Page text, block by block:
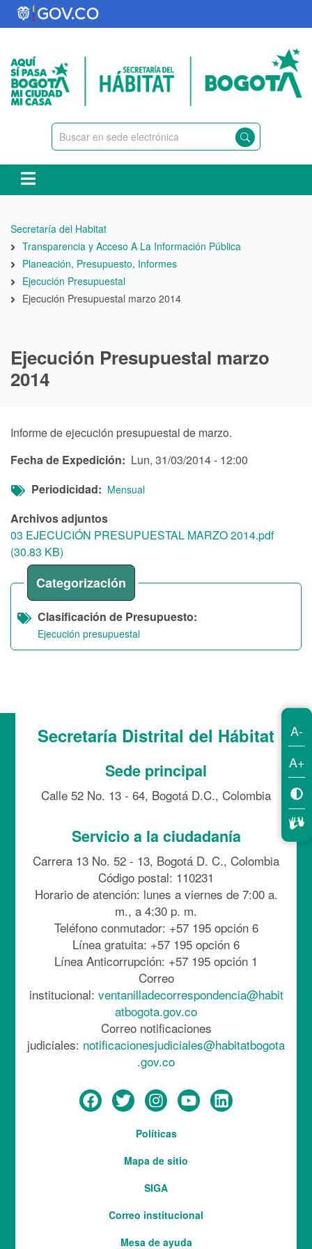
Pasar
al
principal
Ruta
de
navegación
Secretaría del Habitat
Transparencia y Acceso A La Información Pública
Planeación, Presupuesto, Informes
Ejecución Presupuestal
Ejecución Presupuestal marzo 2014
Ejecución Presupuestal marzo
2014
Informe de ejecución presupuestal de marzo.
Fecha de Expedición
Lun, 31/03/2014 - 12:00
Periodicidad
Mensual
Archivos adjuntos
03 EJECUCIÓN PRESUPUESTAL MARZO 2014.pdf
(30.83 KB)
Categorización
Clasificación de Presupuesto
Ejecución presupuestal
Secretaría Distrital del Hábitat
Sede principal
Calle 52 No. 13 - 64, Bogotá D.C., Colombia
Servicio a la ciudadanía
Carrera 13 No. 52 - 13, Bogotá D. C., Colombia
Código postal: 110231
Horario de atención: lunes a viernes de 7:00 a.
m., a 4:30 p. m.
Teléfono conmutador: +57 195 opción 6
Línea gratuita: +57 195 opción 6
Línea Anticorrupción: +57 195 opción 1
Correo
institucional: ventanilladecorrespondencia@habit
atbogota.gov.co
Correo notificaciones
judiciales: notificacionesjudiciales@habitatbogota
.gov.co
Políticas
Mapa de sitio
SIGA
Correo institucional
Mesa de ayuda
A-
A+